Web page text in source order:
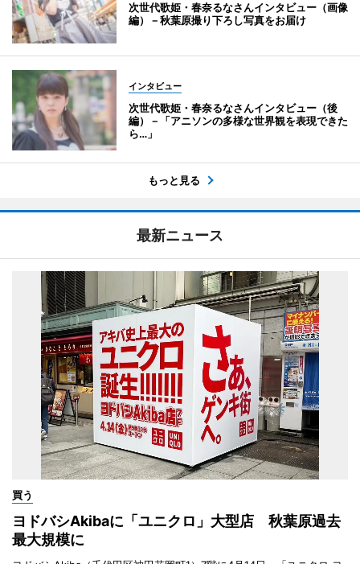
次世代歌姫・春奈るなさんインタビュー（画像
編）－秋葉原撮り下ろし写真をお届け
インタビュー
次世代歌姫・春奈るなさんインタビュー（後
編）－「アニソンの多様な世界観を表現できた
ら…」
もっと見る
最新ニュース
買う
ヨドバシAkibaに「ユニクロ」大型店 秋葉原過去
最大規模に